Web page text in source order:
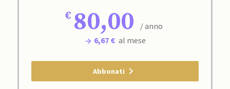
80,00
/ anno
6,67 € al mese
Abbonati